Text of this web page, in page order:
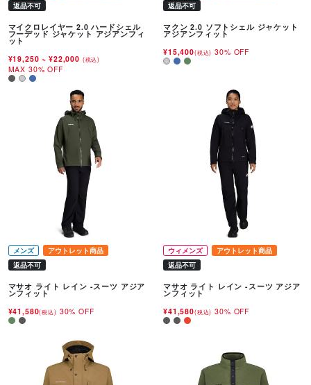
返品不可
マイクロレイヤー 2.0 ハードシェル
フーデッド ジャケット アジアンフィ
ット
¥19,250~ ¥22,000 (税込)
MAX 30% OFF
返品不可
マクン 2.0 ソフトシェル ジャケット
アジアンフィット
¥15,400(税込) 30% OFF
メンズ
アウトレット商品
返品不可
マサオ ライト レイン -スーツ アジア
ンフィット
¥41,580(税込) 30% OFF
ウィメンズ
アウトレット商品
返品不可
マサオ ライト レイン -スーツ アジア
ンフィット
¥41,580(税込) 30% OFF